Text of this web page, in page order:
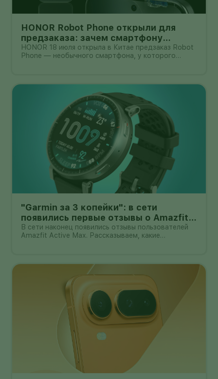
HONOR Robot Phone открыли для
предзаказа: зачем смартфону
камера на роботизированной руке
HONOR 18 июля открыла в Китае предзаказ Robot
Phone — необычного смартфона, у которого
"Garmin за 3 копейки": в сети
появились первые отзывы о Amazfit
Active Max с оффлайн-картами
В сети наконец появились отзывы пользователей
Amazfit Active Max. Рассказываем, какие